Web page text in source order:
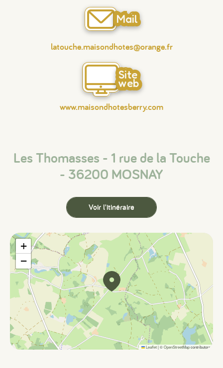
Mail
latouche.maisondhotes@orange.fr
Site
web
www.maisondhotesberry.com
Les Thomasses - 1 rue de la Touche
- 36200 MOSNAY
Voir l'itinéraire
+
−
Leaflet|©OpenStreetMapcontributors